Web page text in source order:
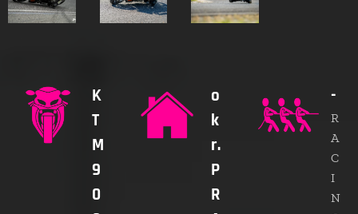
K
T
M
9
0
o
k
r.
P
R
-
R
A
C
I
N